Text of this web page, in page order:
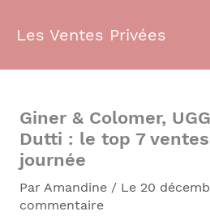
Les Ventes Privées
Giner & Colomer,
Dutti : le top 7
journée
Par Amandine / Le 20
commentaire